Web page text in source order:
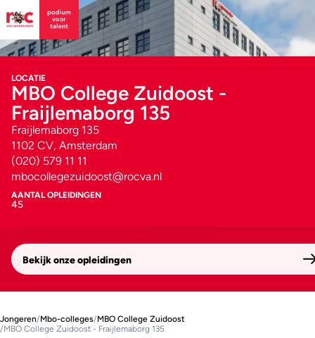
LOCATIE
MBO College Zuidoost -
Fraijlemaborg 135
Fraijlemaborg 135
1102 CV, Amsterdam
(020) 579 11 11
mbocollegezuidoost@rocva.nl
AANTAL OPLEIDINGEN
45
Bekijk onze opleidingen
Jongeren/Mbo-colleges/MBO College Zuidoost
/MBO College Zuidoost - Fraijlemaborg 135